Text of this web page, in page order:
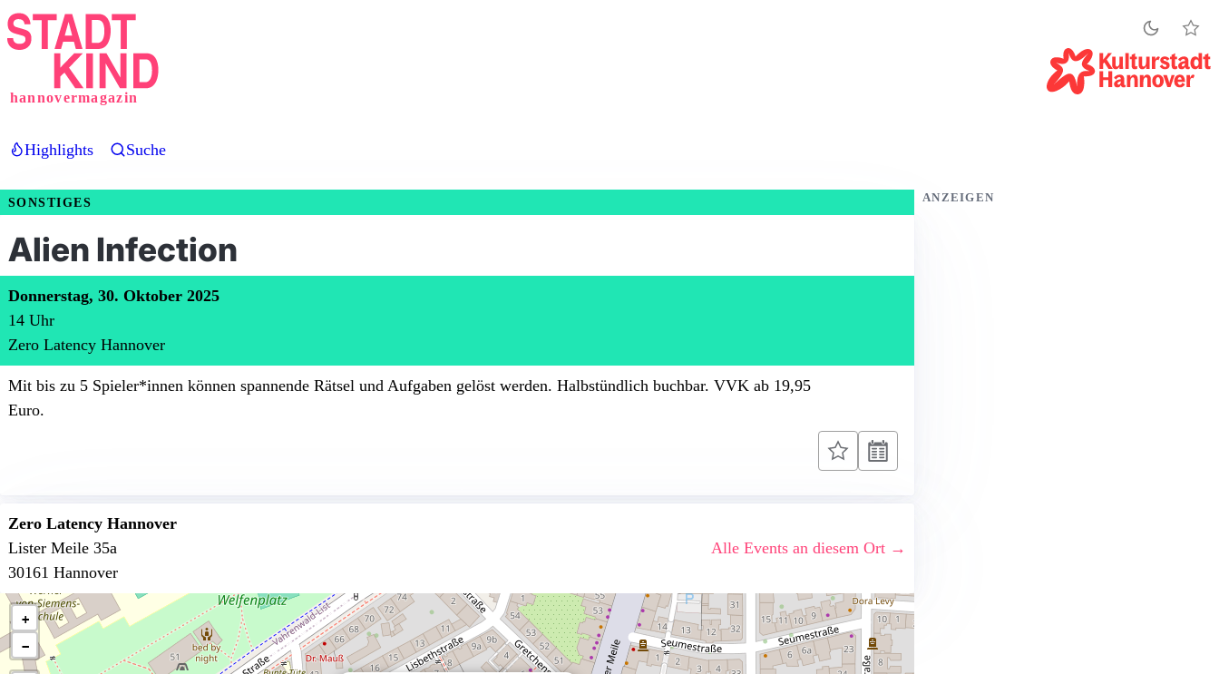
Direkt
zum
hannovermagazin
Highlights Suche
SONSTIGES
Alien Infection
Donnerstag, 30. Oktober 2025
14 Uhr
Zero Latency Hannover
Mit bis zu 5 Spieler*innen können spannende Rätsel und Aufgaben gelöst werden. Halbstündlich buchbar. VVK ab 19,95
Euro.
Zero Latency Hannover
Lister Meile 35a
30161 Hannover
Alle Events an diesem Ort →
+
−
ANZEIGEN